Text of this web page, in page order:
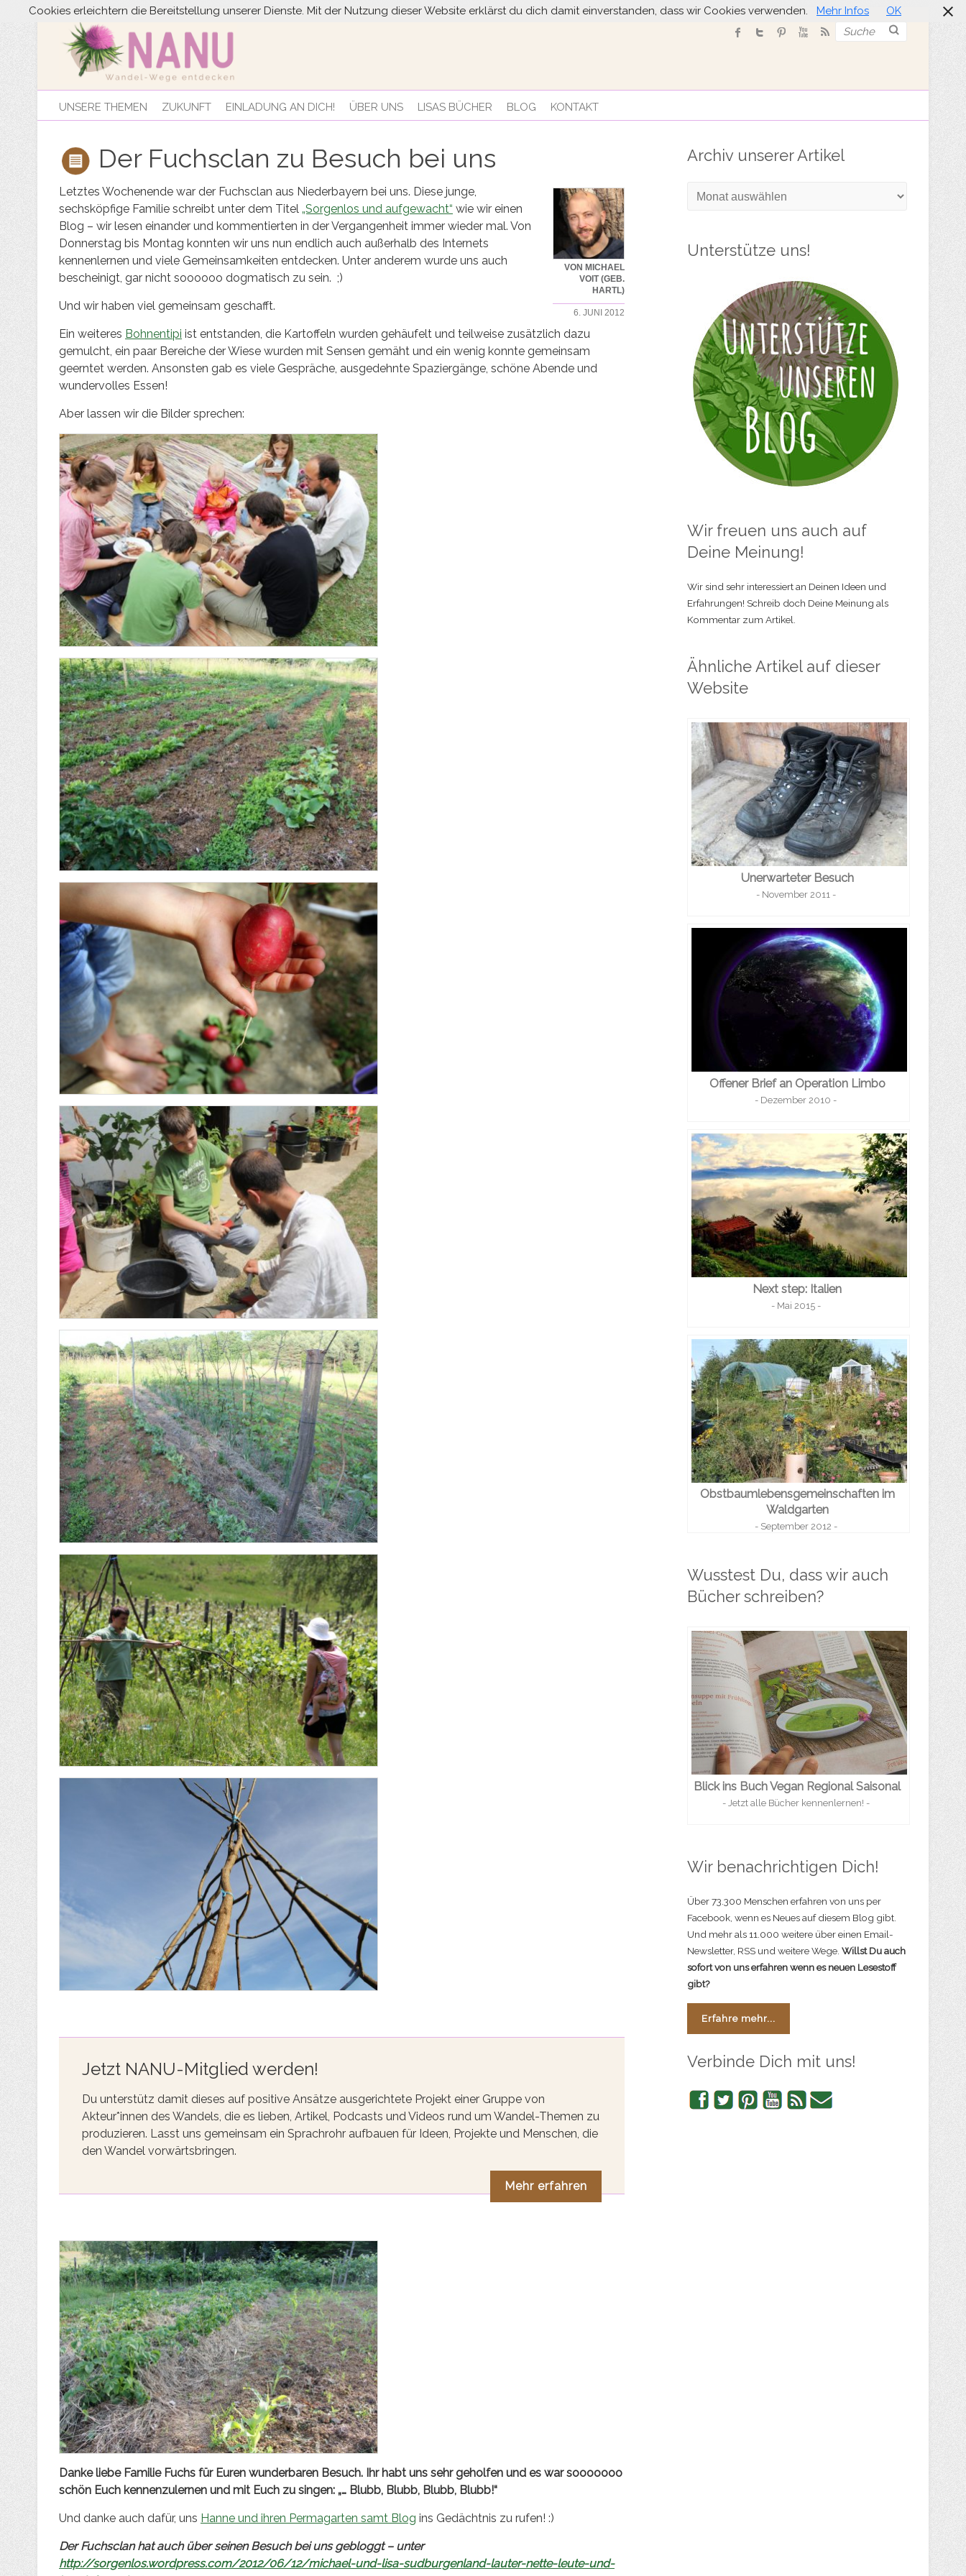
Suche
UNSERE THEMEN ZUKUNFT EINLADUNG AN DICH! ÜBER UNS LISAS BÜCHER BLOG KONTAKT
Der Fuchsclan zu Besuch bei uns
VON MICHAEL
VOIT (GEB.
HARTL)
6. JUNI 2012
Letztes Wochenende war der Fuchsclan aus Niederbayern bei uns. Diese junge,
sechsköpfige Familie schreibt unter dem Titel „Sorgenlos und aufgewacht“ wie wir einen
Blog – wir lesen einander und kommentierten in der Vergangenheit immer wieder mal. Von
Donnerstag bis Montag konnten wir uns nun endlich auch außerhalb des Internets
kennenlernen und viele Gemeinsamkeiten entdecken. Unter anderem wurde uns auch
bescheinigt, gar nicht soooooo dogmatisch zu sein. ;)
Und wir haben viel gemeinsam geschafft.
Ein weiteres Bohnentipi ist entstanden, die Kartoffeln wurden gehäufelt und teilweise zusätzlich dazu
gemulcht, ein paar Bereiche der Wiese wurden mit Sensen gemäht und ein wenig konnte gemeinsam
geerntet werden. Ansonsten gab es viele Gespräche, ausgedehnte Spaziergänge, schöne Abende und
wundervolles Essen!
Aber lassen wir die Bilder sprechen:
Jetzt NANU-Mitglied werden!
Du unterstütz damit dieses auf positive Ansätze ausgerichtete Projekt einer Gruppe von
Akteur*innen des Wandels, die es lieben, Artikel, Podcasts und Videos rund um Wandel-Themen zu
produzieren. Lasst uns gemeinsam ein Sprachrohr aufbauen für Ideen, Projekte und Menschen, die
den Wandel vorwärtsbringen.
Mehr erfahren
Danke liebe Familie Fuchs für Euren wunderbaren Besuch. Ihr habt uns sehr geholfen und es war sooooooo
schön Euch kennenzulernen und mit Euch zu singen: „… Blubb, Blubb, Blubb, Blubb!“
Und danke auch dafür, uns Hanne und ihren Permagarten samt Blog ins Gedächtnis zu rufen! :)
Der Fuchsclan hat auch über seinen Besuch bei uns gebloggt – unter
http://sorgenlos.wordpress.com/2012/06/12/michael-und-lisa-sudburgenland-lauter-nette-leute-und-
Archiv unserer Artikel
Archiv
Unterstütze uns!
Wir freuen uns auch auf
Deine Meinung!
Wir sind sehr interessiert an Deinen Ideen und
Erfahrungen! Schreib doch Deine Meinung als
Kommentar zum Artikel.
Ähnliche Artikel auf dieser
Website
Unerwarteter Besuch
- November 2011 -
Offener Brief an Operation Limbo
- Dezember 2010 -
Next step: Italien
- Mai 2015 -
Obstbaumlebensgemeinschaften im
Waldgarten
- September 2012 -
Wusstest Du, dass wir auch
Bücher schreiben?
Blick ins Buch Vegan Regional Saisonal
- Jetzt alle Bücher kennenlernen! -
Wir benachrichtigen Dich!
Über 73.300 Menschen erfahren von uns per
Facebook, wenn es Neues auf diesem Blog gibt.
Und mehr als 11.000 weitere über einen Email-
Newsletter, RSS und weitere Wege. Willst Du auch
sofort von uns erfahren wenn es neuen Lesestoff
gibt?
Erfahre mehr...
Verbinde Dich mit uns!
Facebook
TwitterPinterestYouTubeRSS
Cookies erleichtern die Bereitstellung unserer Dienste. Mit der Nutzung dieser Website erklärst du dich damit einverstanden, dass wir Cookies verwenden. Mehr Infos OK